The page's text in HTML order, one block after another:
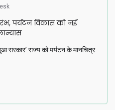
पर्यटन विकास को नई
सरकार’ राज्य को पर्यटन के मानचित्र